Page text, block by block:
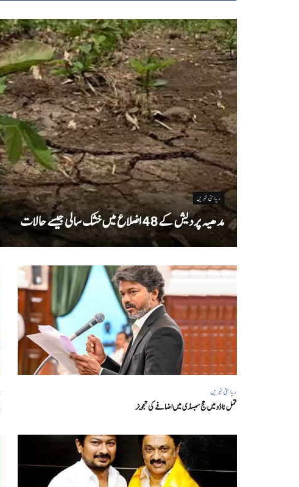
ریاستی خبریں
مدھیہ پردیش کے 48 اضلاع میں خشک سالی جیسے حالات
ریاستی خبریں
تمل ناڈو میں حج سبسڈی میں اضافے کی تجویز